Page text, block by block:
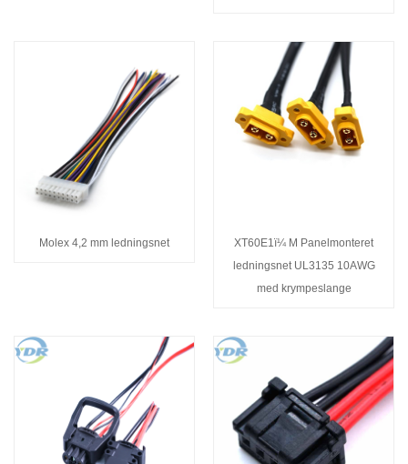
Molex 4,2 mm ledningsnet
XT60E1ï¼ M Panelmonteret
ledningsnet UL3135 10AWG
med krympeslange